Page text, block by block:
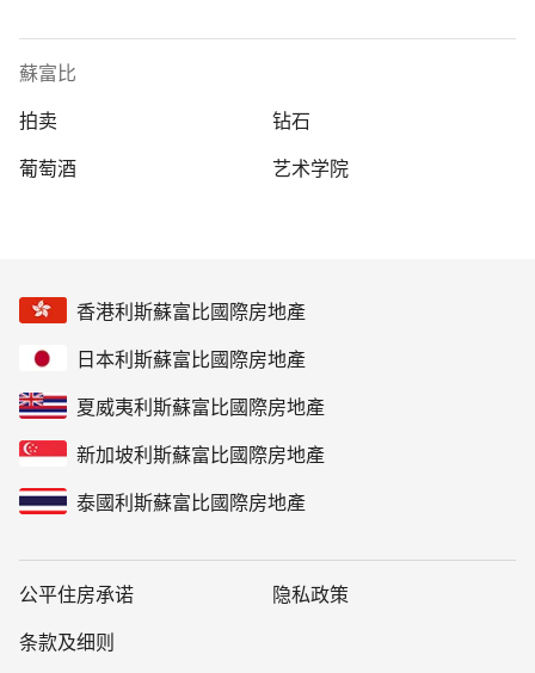
蘇富比
拍卖
钻石
葡萄酒
艺术学院
香港利斯蘇富比國際房地產
日本利斯蘇富比國際房地產
夏威夷利斯蘇富比國際房地產
新加坡利斯蘇富比國際房地產
泰國利斯蘇富比國際房地產
公平住房承诺
隐私政策
条款及细则